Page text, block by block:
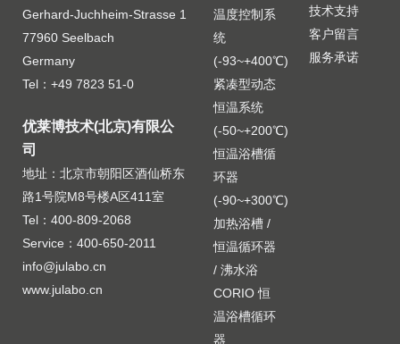
Gerhard-Juchheim-Strasse 1
77960 Seelbach
Germany
Tel：+49 7823 51-0
优莱博技术(北京)有限公
司
地址：北京市朝阳区酒仙桥东
路1号院M8号楼A区411室
Tel：400-809-2068
Service：400-650-2011
info@julabo.cn
www.julabo.cn
温度控制系
统
(-93~+400℃)
紧凑型动态
恒温系统
(-50~+200℃)
恒温浴槽循
环器
(-90~+300℃)
加热浴槽 /
恒温循环器
/ 沸水浴
CORIO 恒
温浴槽循环
器
技术支持
客户留言
服务承诺